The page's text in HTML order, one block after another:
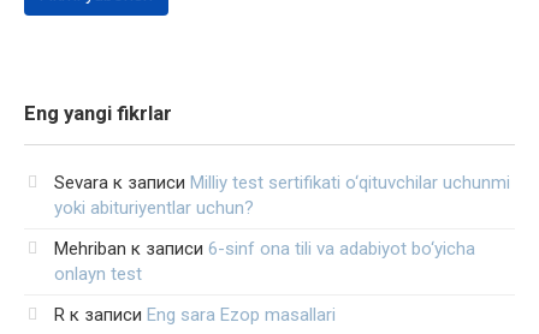
Eng yangi fikrlar
Sevara к записи Milliy test sertifikati o‘qituvchilar uchunmi
yoki abituriyentlar uchun?
Mehriban к записи 6-sinf ona tili va adabiyot bo‘yicha
onlayn test
R к записи Eng sara Ezop masallari